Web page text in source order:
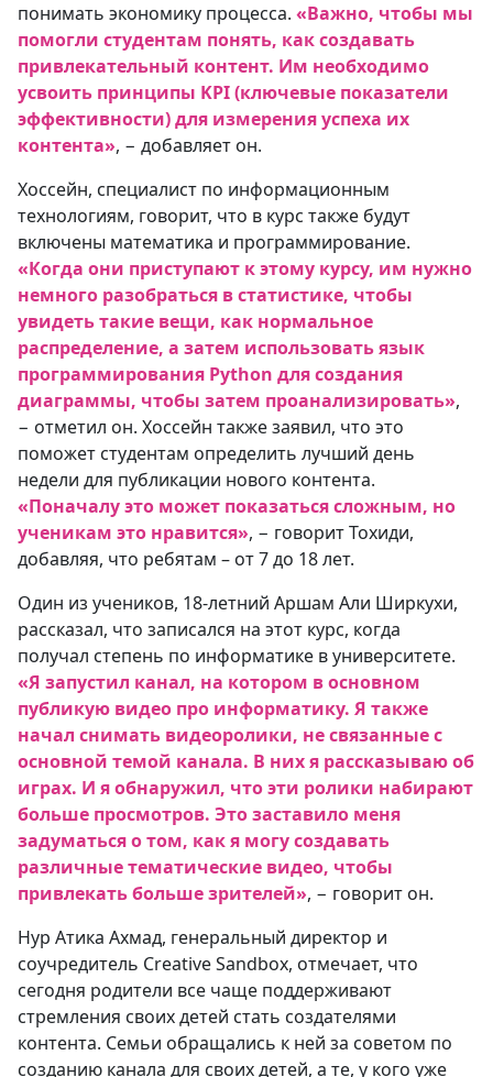
понимать экономику процесса. «Важно, чтобы мы
помогли студентам понять, как создавать
привлекательный контент. Им необходимо
усвоить принципы KPI (ключевые показатели
эффективности) для измерения успеха их
контента», − добавляет он.
Хоссейн, специалист по информационным
технологиям, говорит, что в курс также будут
включены математика и программирование.
«Когда они приступают к этому курсу, им нужно
немного разобраться в статистике, чтобы
увидеть такие вещи, как нормальное
распределение, а затем использовать язык
программирования Python для создания
диаграммы, чтобы затем проанализировать»,
− отметил он. Хоссейн также заявил, что это
поможет студентам определить лучший день
недели для публикации нового контента.
«Поначалу это может показаться сложным, но
ученикам это нравится», − говорит Тохиди,
добавляя, что ребятам – от 7 до 18 лет.
Один из учеников, 18-летний Аршам Али Ширкухи,
рассказал, что записался на этот курс, когда
получал степень по информатике в университете.
«Я запустил канал, на котором в основном
публикую видео про информатику. Я также
начал снимать видеоролики, не связанные с
основной темой канала. В них я рассказываю об
играх. И я обнаружил, что эти ролики набирают
больше просмотров. Это заставило меня
задуматься о том, как я могу создавать
различные тематические видео, чтобы
привлекать больше зрителей», − говорит он.
Нур Атика Ахмад, генеральный директор и
соучредитель Creative Sandbox, отмечает, что
сегодня родители все чаще поддерживают
стремления своих детей стать создателями
контента. Семьи обращались к ней за советом по
созданию канала для своих детей, а те, у кого уже